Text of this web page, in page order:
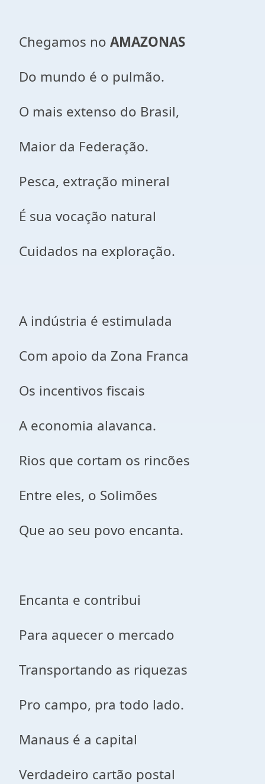
Chegamos no AMAZONAS
Do mundo é o pulmão.
O mais extenso do Brasil,
Maior da Federação.
Pesca, extração mineral
É sua vocação natural
Cuidados na exploração.
A indústria é estimulada
Com apoio da Zona Franca
Os incentivos fiscais
A economia alavanca.
Rios que cortam os rincões
Entre eles, o Solimões
Que ao seu povo encanta.
Encanta e contribui
Para aquecer o mercado
Transportando as riquezas
Pro campo, pra todo lado.
Manaus é a capital
Verdadeiro cartão postal